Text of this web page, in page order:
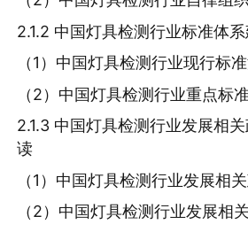
2.1.2 中国灯具检测行业标准体
（1）中国灯具检测行业现行标
（2）中国灯具检测行业重点标
2.1.3 中国灯具检测行业发展相
读
（1）中国灯具检测行业发展相
（2）中国灯具检测行业发展相